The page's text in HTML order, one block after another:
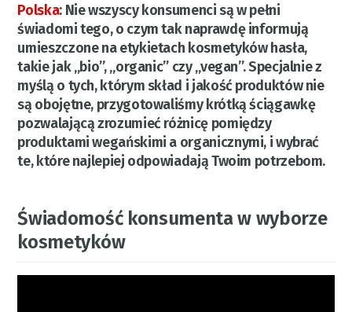
Polska: Nie wszyscy konsumenci są w pełni
świadomi tego, o czym tak naprawdę informują
umieszczone na etykietach kosmetyków hasła,
takie jak „bio”, „organic” czy „vegan”. Specjalnie z
myślą o tych, którym skład i jakość produktów nie
są obojętne, przygotowaliśmy krótką ściągawkę
pozwalającą zrozumieć różnicę pomiędzy
produktami wegańskimi a organicznymi, i wybrać
te, które najlepiej odpowiadają Twoim potrzebom.
Świadomość konsumenta w wyborze
kosmetyków